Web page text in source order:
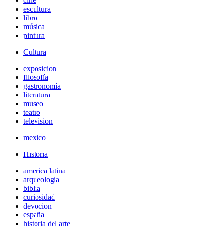
escultura
libro
música
pintura
Cultura
exposicion
filosofía
gastronomía
literatura
museo
teatro
television
mexico
Historia
america latina
arqueologia
biblia
curiosidad
devocion
españa
historia del arte